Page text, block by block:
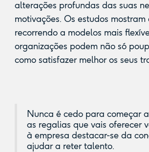
alterações profundas das suas
motivações. Os estudos mostram
recorrendo a modelos mais
organizações podem não só
como satisfazer melhor os seus
Nunca é cedo para começar
as regalias que vais oferecer
à empresa destacar-se da
ajudar a reter talento.